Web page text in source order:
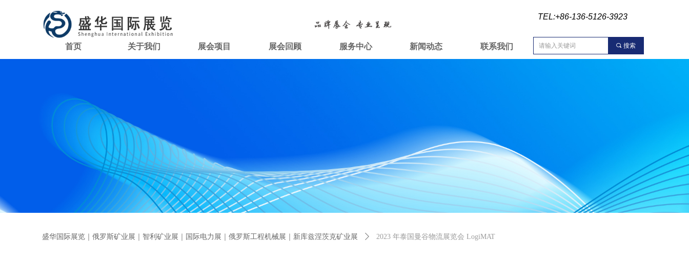
首页 关于我们 展会项目 展会回顾 服务中心 新闻动态 联系我们
TEL:+86-136-5126-3923
끠 搜索
盛华国际展览｜俄罗斯矿业展｜智利矿业展｜国际电力展｜俄罗斯工程机械展｜新库兹涅茨克矿业展 ꄲ 2023 年泰国曼谷物流展览会 LogiMAT